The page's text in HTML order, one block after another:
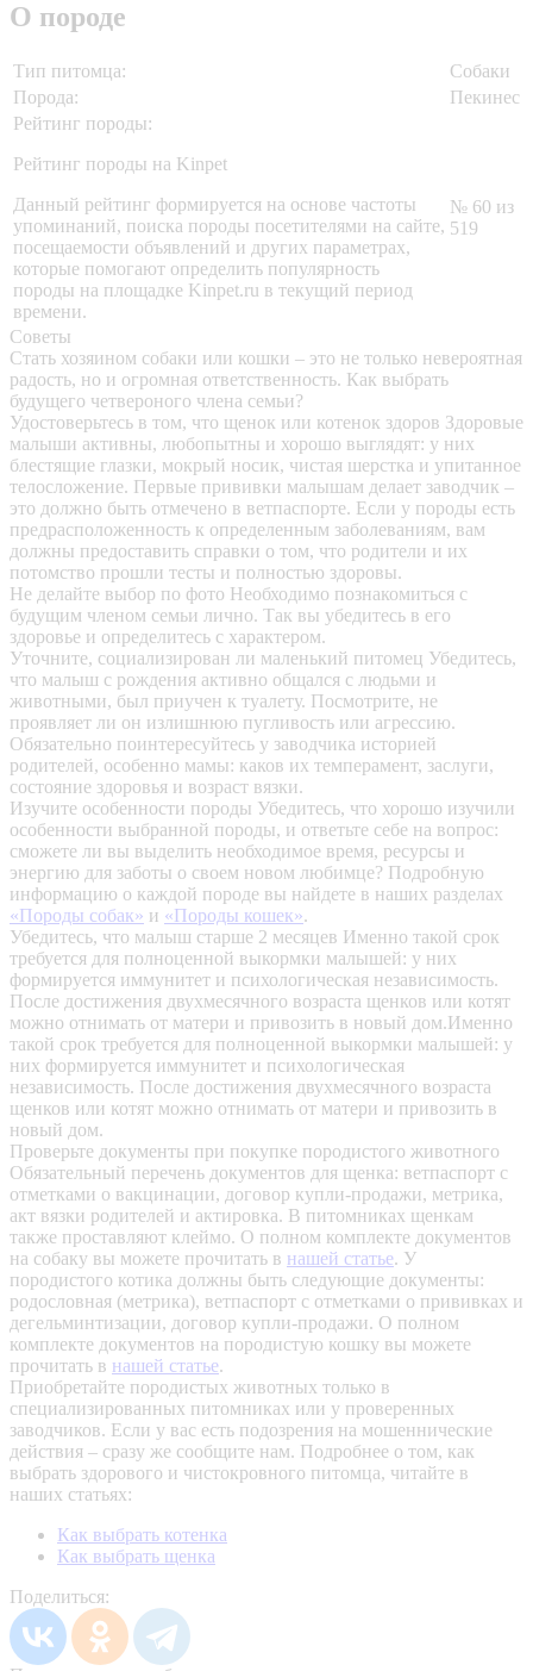
О породе
Тип питомца:
Собаки
Порода:
Пекинес
Рейтинг породы:
Рейтинг породы на Kinpet
Данный рейтинг формируется на основе частоты
упоминаний, поиска породы посетителями на сайте,
посещаемости объявлений и других параметрах,
которые помогают определить популярность
породы на площадке Kinpet.ru в текущий период
времени.
№ 60 из
519
Советы
Стать хозяином собаки или кошки – это не только невероятная
радость, но и огромная ответственность. Как выбрать
будущего четвероного члена семьи?
Удостоверьтесь в том, что щенок или котенок здоров Здоровые
малыши активны, любопытны и хорошо выглядят: у них
блестящие глазки, мокрый носик, чистая шерстка и упитанное
телосложение. Первые прививки малышам делает заводчик –
это должно быть отмечено в ветпаспорте. Если у породы есть
предрасположенность к определенным заболеваниям, вам
должны предоставить справки о том, что родители и их
потомство прошли тесты и полностью здоровы.
Не делайте выбор по фото Необходимо познакомиться с
будущим членом семьи лично. Так вы убедитесь в его
здоровье и определитесь с характером.
Уточните, социализирован ли маленький питомец Убедитесь,
что малыш с рождения активно общался с людьми и
животными, был приучен к туалету. Посмотрите, не
проявляет ли он излишнюю пугливость или агрессию.
Обязательно поинтересуйтесь у заводчика историей
родителей, особенно мамы: каков их темперамент, заслуги,
состояние здоровья и возраст вязки.
Изучите особенности породы Убедитесь, что хорошо изучили
особенности выбранной породы, и ответьте себе на вопрос:
сможете ли вы выделить необходимое время, ресурсы и
энергию для заботы о своем новом любимце? Подробную
информацию о каждой породе вы найдете в наших разделах
«Породы собак» и «Породы кошек».
Убедитесь, что малыш старше 2 месяцев Именно такой срок
требуется для полноценной выкормки малышей: у них
формируется иммунитет и психологическая независимость.
После достижения двухмесячного возраста щенков или котят
можно отнимать от матери и привозить в новый дом.Именно
такой срок требуется для полноценной выкормки малышей: у
них формируется иммунитет и психологическая
независимость. После достижения двухмесячного возраста
щенков или котят можно отнимать от матери и привозить в
новый дом.
Проверьте документы при покупке породистого животного
Обязательный перечень документов для щенка: ветпаспорт с
отметками о вакцинации, договор купли-продажи, метрика,
акт вязки родителей и актировка. В питомниках щенкам
также проставляют клеймо. О полном комплекте документов
на собаку вы можете прочитать в нашей статье. У
породистого котика должны быть следующие документы:
родословная (метрика), ветпаспорт с отметками о прививках и
дегельминтизации, договор купли-продажи. О полном
комплекте документов на породистую кошку вы можете
прочитать в нашей статье.
Приобретайте породистых животных только в
специализированных питомниках или у проверенных
заводчиков. Если у вас есть подозрения на мошеннические
действия – сразу же сообщите нам. Подробнее о том, как
выбрать здорового и чистокровного питомца, читайте в
наших статьях:
Как выбрать котенка
Как выбрать щенка
Поделиться: